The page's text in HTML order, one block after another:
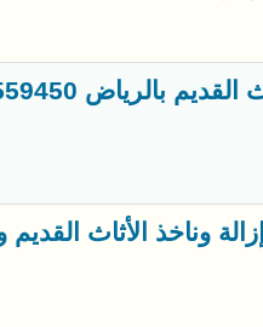
تم اليوم تخلص من عفش
وناخذ الأثاث